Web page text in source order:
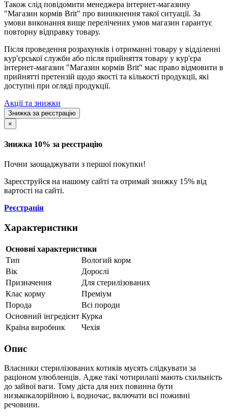
Також слід повідомити менеджера інтернет-магазину
"Магазин кормів Brit" про виникнення такої ситуації. За
умови виконання вище перелічених умов магазин гарантує
повторну відправку товару.
Після проведення розрахунків і отриманні товару у відділенні
кур'єрської служби або після прийняття товару у кур'єра
інтернет-магазин "Магазин кормів Brit" має право відмовити в
прийнятті претензій щодо якості та кількості продукції, які
доступні при огляді продукції.
Акції та знижки
Знижка за реєстрацію
×
Знижка 10% за реєстрацію
Почни заощаджувати з першої покупки!
Зареєструйся на нашому сайті та отримай знижку 15% від
вартості на сайті.
Реєстрація
Характеристики
Основні характеристики
Тип
Вологий корм
Вік
Дорослі
Призначення
Для стерилізованих
Клас корму
Преміум
Порода
Всі породи
Основний інгредієнт Курка
Країна виробник
Чехія
Опис
Власники стерилізованих котиків мусять слідкувати за
раціоном улюбленців. Адже такі чотирилапі мають схильність
до зайвої ваги. Тому дієта для них повинна бути
низькокалорійною і, водночас, включати всі поживні
речовини.